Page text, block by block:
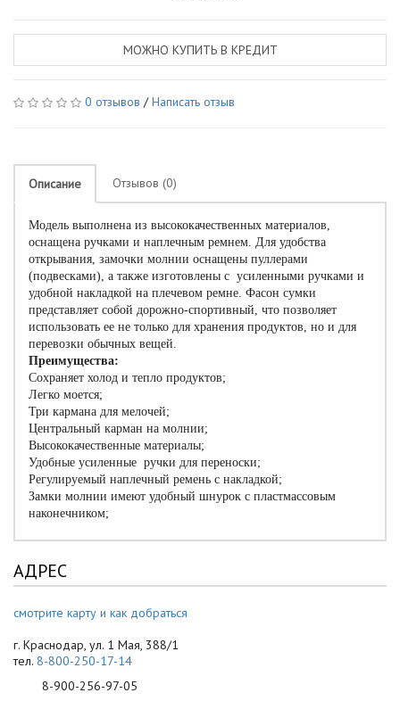
МОЖНО КУПИТЬ В КРЕДИТ
0 отзывов /Написать отзыв
Описание Отзывов (0)
Модель выполнена из высококачественных материалов,
оснащена ручками и наплечным ремнем. Для удобства
открывания, замочки молнии оснащены пуллерами
(подвесками), а также изготовлены с усиленными ручками и
удобной накладкой на плечевом ремне. Фасон сумки
представляет собой дорожно-спортивный, что позволяет
использовать ее не только для хранения продуктов, но и для
перевозки обычных вещей.
Преимущества:
Сохраняет холод и тепло продуктов;
Легко моется;
Три кармана для мелочей;
Центральный карман на молнии;
Высококачественные материалы;
Удобные усиленные ручки для переноски;
Регулируемый наплечный ремень с накладкой;
Замки молнии имеют удобный шнурок с пластмассовым
наконечником;
АДРЕС
смотрите карту и как добраться
г. Краснодар, ул. 1 Мая, 388/1
тел. 8-800-250-17-14
8-900-256-97-05